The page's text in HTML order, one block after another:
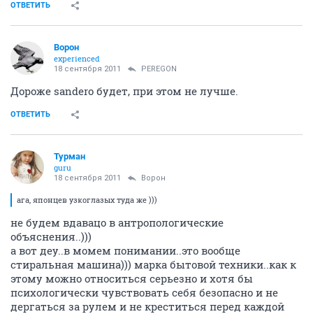
ОТВЕТИТЬ
Ворон
experienced
18 сентября 2011 PEREGON
Дороже sandero будет, при этом не лучше.
ОТВЕТИТЬ
Турман
guru
18 сентября 2011 Ворон
ага, японцев узкоглазых туда же )))
не будем вдавацо в антропологические
объяснения..)))
а вот деу..в момем понимании..это вообще
стиральная машина))) марка бытовой техники..как к
этому можно относиться серьезно и хотя бы
психологически чувствовать себя безопасно и не
дергаться за рулем и не креститься перед каждой